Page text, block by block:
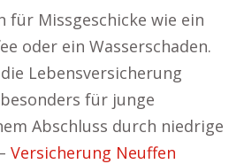
für Missgeschicke wie ein
oder ein Wasserschaden.
Lebensversicherung
für junge
Abschluss durch niedrige
Versicherung Neuffen